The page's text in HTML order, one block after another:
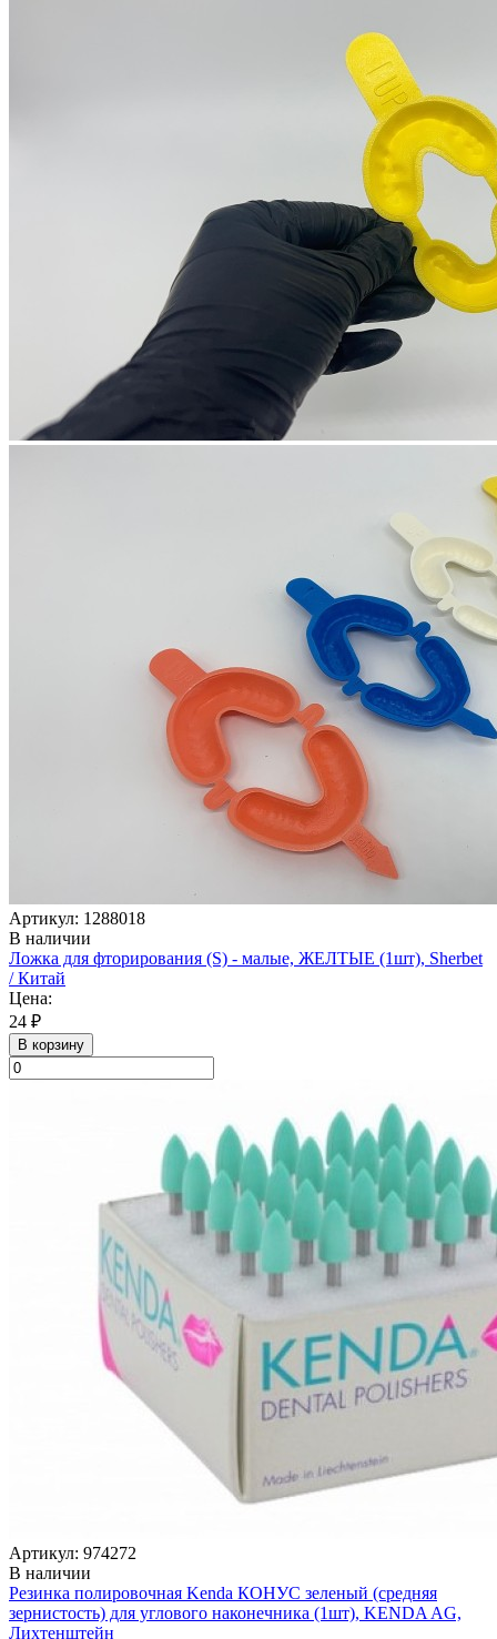
Артикул: 1288018
В наличии
Ложка для фторирования (S) - малые, ЖЕЛТЫЕ (1шт), Sherbet
/ Китай
Цена:
24 ₽
В корзину
Артикул: 974272
В наличии
Резинка полировочная Kenda КОНУС зеленый (средняя
зернистость) для углового наконечника (1шт), KENDA AG,
Лихтенштейн